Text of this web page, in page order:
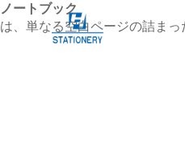
ノートブック
は、単なる空白ページの詰ま